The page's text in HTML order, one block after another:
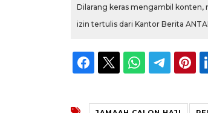
Dilarang keras mengambil konten,
izin tertulis dari Kantor Berita